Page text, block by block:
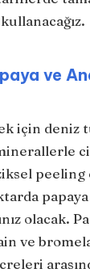
ve
için deniz
papaya
olacak.
ve